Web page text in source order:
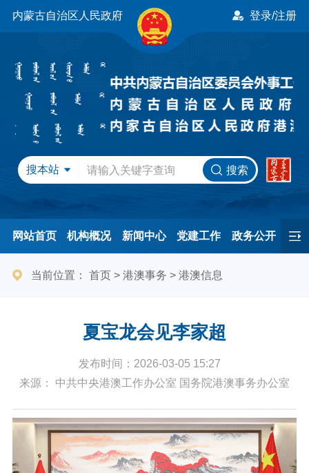
内蒙古自治区人民政府 登录/注册
搜本站 搜索
网站首页 机构概况 新闻中心 党建工作 政务公开
办事服务 民间友好 港澳事务 互动交流
当前位置： 首页> 港澳事务 > 港澳信息
夏宝龙会见李家超
发布时间：2026-03-05 15:27
来源： 中共中央港澳工作办公室 国务院港澳事务办公室